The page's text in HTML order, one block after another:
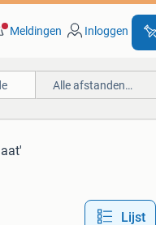
Meldingen Inloggen
Alle afstanden…
Lijst